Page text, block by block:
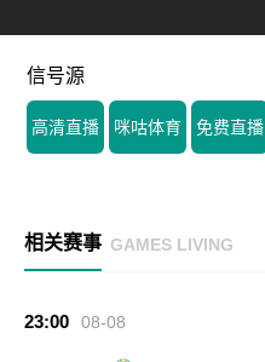
信号源
高清直播 咪咕体育 免费直播
相关赛事 GAMES LIVING
23:00 08-08